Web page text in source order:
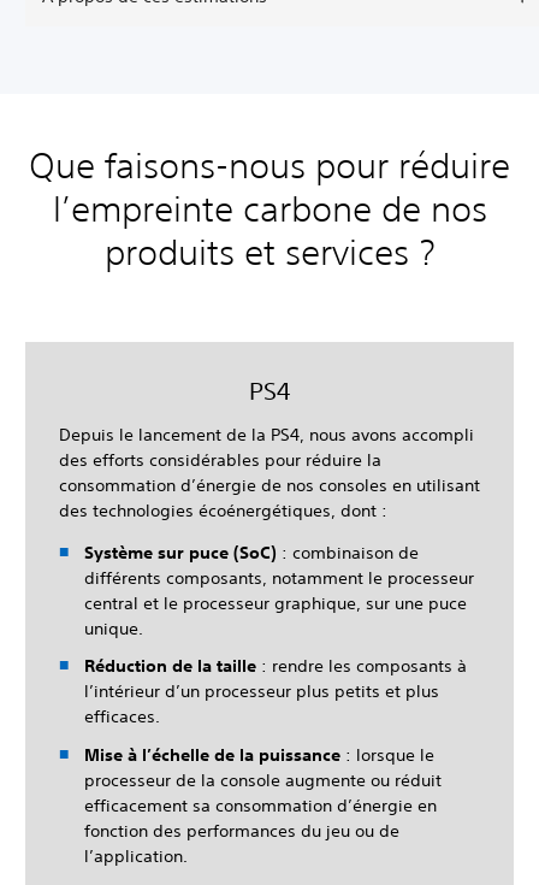
Que faisons-nous pour réduire
l’empreinte carbone de nos
produits et services ?
PS4
Depuis le lancement de la PS4, nous avons accompli
des efforts considérables pour réduire la
consommation d’énergie de nos consoles en utilisant
des technologies écoénergétiques, dont :
Système sur puce (SoC) : combinaison de
différents composants, notamment le processeur
central et le processeur graphique, sur une puce
unique.
Réduction de la taille : rendre les composants à
l’intérieur d’un processeur plus petits et plus
efficaces.
Mise à l’échelle de la puissance : lorsque le
processeur de la console augmente ou réduit
efficacement sa consommation d’énergie en
fonction des performances du jeu ou de
l’application.